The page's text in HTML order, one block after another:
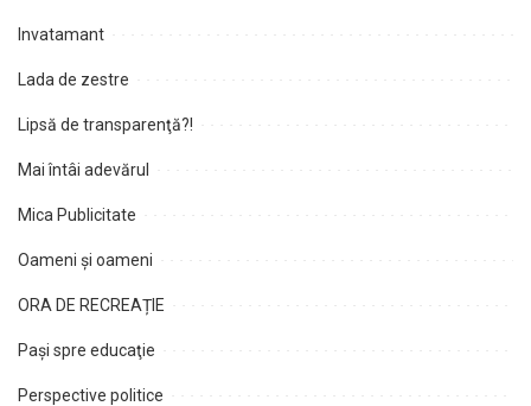
Invatamant
Lada de zestre
Lipsă de transparenţă?!
Mai întâi adevărul
Mica Publicitate
Oameni şi oameni
ORA DE RECREAȚIE
Paşi spre educaţie
Perspective politice